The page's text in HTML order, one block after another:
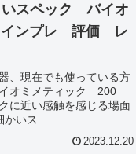
いスペック バイオ
ンプレ 評価 レ
、現在でも使っている方
オミメティック 200
に近い感触を感じる場面
いス...
2023.12.20